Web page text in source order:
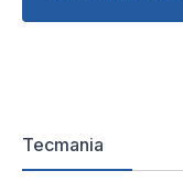
Tecmania